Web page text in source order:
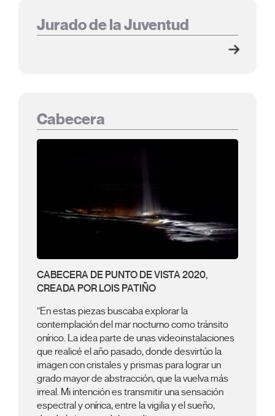
Jurado de la Juventud
Cabecera
CABECERA DE PUNTO DE VISTA 2020,
CREADA POR LOIS PATIÑO
“En estas piezas buscaba explorar la
contemplación del mar nocturno como tránsito
onírico. La idea parte de unas videoinstalaciones
que realicé el año pasado, donde desvirtúo la
imagen con cristales y prismas para lograr un
grado mayor de abstracción, que la vuelva más
irreal. Mi intención es transmitir una sensación
espectral y onírica, entre la vigilia y el sueño,